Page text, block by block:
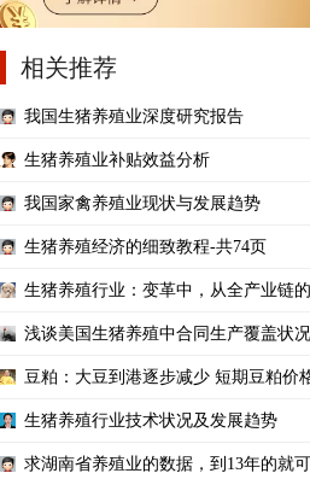
相关推荐
我国生猪养殖业深度研究报告
生猪养殖业补贴效益分析
我国家禽养殖业现状与发展趋势
生猪养殖经济的细致教程-共74页
生猪养殖行业：变革中，从全产业链
浅谈美国生猪养殖中合同生产覆盖状况
豆粕：大豆到港逐步减少 短期豆粕价
生猪养殖行业技术状况及发展趋势
求湖南省养殖业的数据，到13年的就